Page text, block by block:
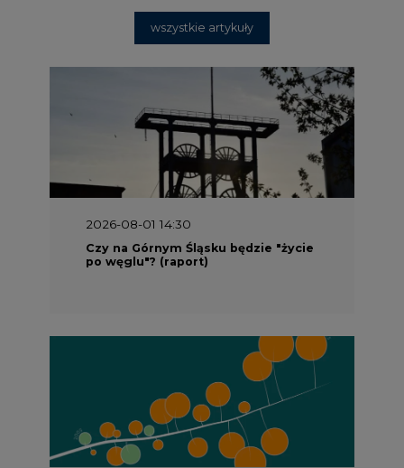
wszystkie artykuły
2026-08-01 14:30
Czy na Górnym Śląsku będzie "życie
po węglu"? (raport)